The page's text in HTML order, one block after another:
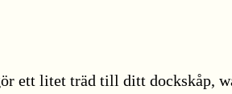
ett litet träd till ditt dockskåp,